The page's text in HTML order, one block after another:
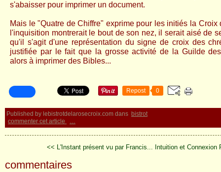
s'abaisser pour imprimer un document.
Mais le "Quatre de Chiffre" exprime pour les initiés la
l'inquisition montrerait le bout de son nez, il serait aisé de
qu'il s'agit d'une représentation du signe de croix des
justifiée par le fait que la grosse activité de la Guilde
alors à imprimer des Bibles...
Repost 0
Published by lebistrotdelarosecroix.com dans bistrot
commenter cet article
…
<< L'Instant présent vu par Francis... Intuition et Connexion
commentaires